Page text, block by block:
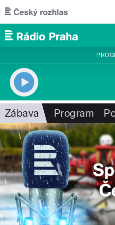
Přejít k hlavnímu obsahu
Zábava Program